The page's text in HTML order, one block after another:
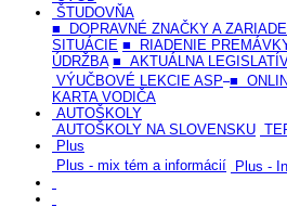
ŠTUDOVŇA
■ DOPRAVNÉ ZNAČKY A
SITUÁCIE ■ RIADENIE
ÚDRŽBA ■ AKTUÁLNA
VÝUČBOVÉ LEKCIE ASP ■
KARTA VODIČA
AUTOŠKOLY
AUTOŠKOLY NA SLOVENSKU
Plus
Plus - mix tém a informácií Plus -